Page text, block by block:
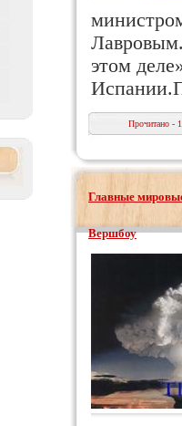
этом
Прочитано -
Главные
Вершбоу